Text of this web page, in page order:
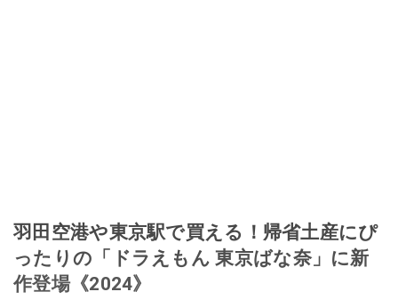
羽田空港や東京駅で買える！帰省土産にぴ
ったりの「ドラえもん 東京ばな奈」に新
作登場《2024》